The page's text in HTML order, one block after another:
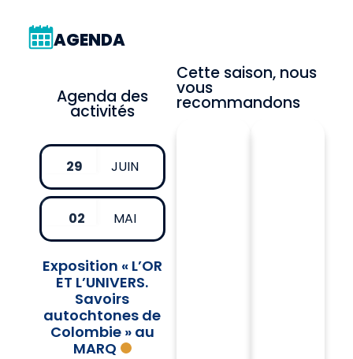
AGENDA
Cette saison, nous
vous
recommandons
Agenda des
activités
29 JUIN
02 MAI
Exposition « L’OR
ET L’UNIVERS.
Savoirs
autochtones de
Colombie » au
MARQ